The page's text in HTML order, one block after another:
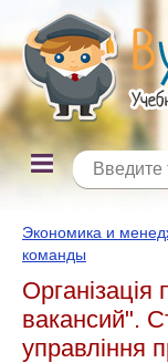
Экономика и
команды
вакансий".
управління